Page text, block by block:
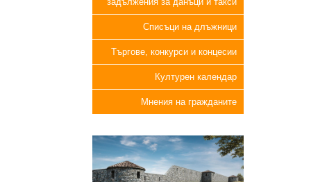
Списъци на длъжници
Търгове, конкурси и концесии
Културен календар
Мнения на гражданите